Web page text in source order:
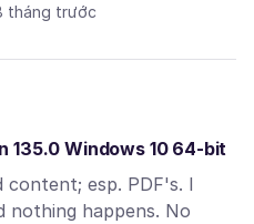
tháng trước
135.0 Windows 10 64-bit
esp. PDF's. I
nothing happens. No